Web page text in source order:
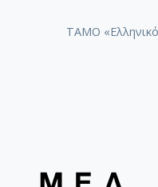
ΤΑΜΟ